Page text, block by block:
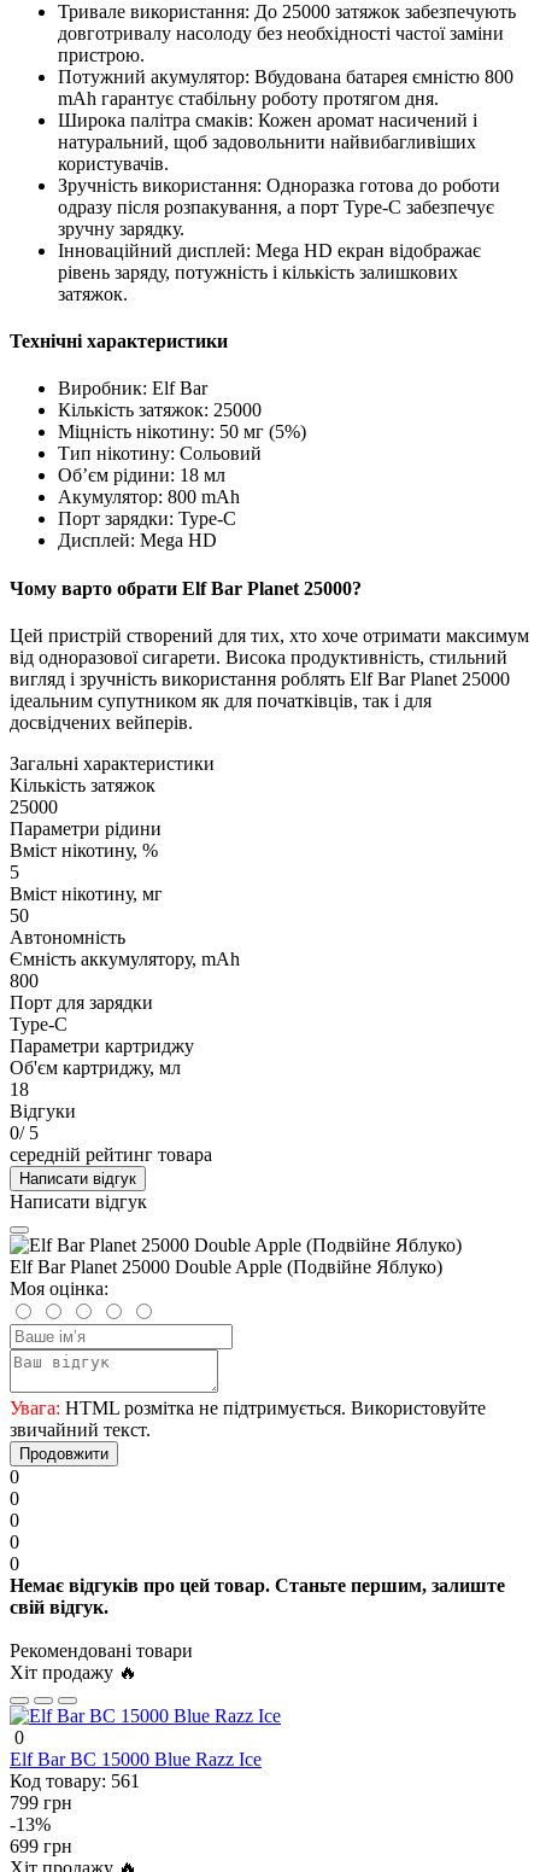
Тривале використання: До 25000 затяжок забезпечують
довготривалу насолоду без необхідності частої заміни
пристрою.
Потужний акумулятор: Вбудована батарея ємністю 800
mAh гарантує стабільну роботу протягом дня.
Широка палітра смаків: Кожен аромат насичений і
натуральний, щоб задовольнити найвибагливіших
користувачів.
Зручність використання: Одноразка готова до роботи
одразу після розпакування, а порт Type-C забезпечує
зручну зарядку.
Інноваційний дисплей: Mega HD екран відображає
рівень заряду, потужність і кількість залишкових
затяжок.
Технічні характеристики
Виробник: Elf Bar
Кількість затяжок: 25000
Міцність нікотину: 50 мг (5%)
Тип нікотину: Сольовий
Об’єм рідини: 18 мл
Акумулятор: 800 mAh
Порт зарядки: Type-C
Дисплей: Mega HD
Чому варто обрати Elf Bar Planet 25000?
Цей пристрій створений для тих, хто хоче отримати максимум
від одноразової сигарети. Висока продуктивність, стильний
вигляд і зручність використання роблять Elf Bar Planet 25000
ідеальним супутником як для початківців, так і для
досвідчених вейперів.
Загальні характеристики
Кількість затяжок
25000
Параметри рідини
Вміст нікотину, %
5
Вміст нікотину, мг
50
Автономність
Ємність аккумулятору, mAh
800
Порт для зарядки
Type-C
Параметри картриджу
Об'єм картриджу, мл
18
Відгуки
0/ 5
середній рейтинг товара
Написати відгук
Написати відгук
Elf Bar Planet 25000 Double Apple (Подвійне Яблуко)
Моя оцінка:
Увага: HTML розмітка не підтримується. Використовуйте
звичайний текст.
Продовжити
0
0
0
0
0
Немає відгуків про цей товар. Станьте першим, залиште
свій відгук.
Рекомендовані товари
Хіт продажу 🔥
0
Elf Bar BC 15000 Blue Razz Ice
Код товару: 561
799 грн
-13%
699 грн
Хіт продажу 🔥